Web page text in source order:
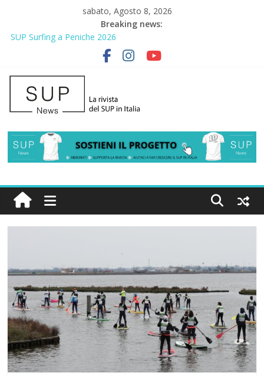
sabato, Agosto 8, 2026
Breaking news:
SUP Surfing a Peniche 2026
AirSUP a Gallico: prima storica gara per Reggio Calabria
Gallico Paddle Fest 2026: sul lungomare di Gallico torna la festa
del SUP
Porto Selvaggio, a lezione di soccorso con la giornata della
prevenzione
2° Urban Sup Trophy: la regata solidale per lo IOR